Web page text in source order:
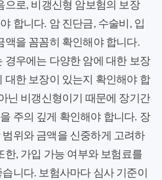
으로, 비갱신형 암보험의 보장
합니다. 암 진단금, 수술비, 입
액을 꼼꼼히 확인해야 합니다.
경우에는 다양한 암에 대한 보장
대한 보장이 있는지 확인해야 합
닌 비갱신형이기 때문에 장기간
주의 깊게 확인해야 합니다. 장
위와 금액을 신중하게 고려하
한, 가입 가능 여부와 보험료를
니다. 보험사마다 심사 기준이